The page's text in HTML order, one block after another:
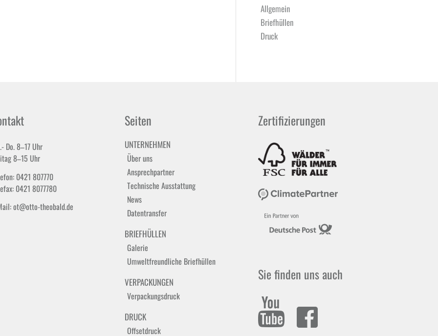
Allgemein
Briefhüllen
Druck
Do. 8–17 Uhr
8–15 Uhr
0421 807770
0421 8077780
ot@otto-theobald.de
Seiten
UNTERNEHMEN
Über uns
Ansprechpartner
Technische Ausstattung
News
Datentransfer
BRIEFHÜLLEN
Galerie
Umweltfreundliche Briefhüllen
VERPACKUNGEN
Verpackungsdruck
DRUCK
Offsetdruck
Zertifizierungen
Sie finden uns auch